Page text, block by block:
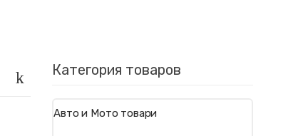
Категория товаров
Авто и Мото товари